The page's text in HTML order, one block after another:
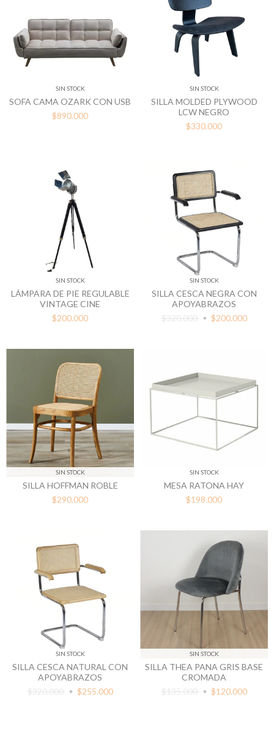
SIN STOCK
SOFA CAMA OZARK CON USB
$890.000
SIN STOCK
SILLA MOLDED PLYWOOD
LCW NEGRO
$330.000
SIN STOCK
LÁMPARA DE PIE REGULABLE
VINTAGE CINE
$200.000
SIN STOCK
SILLA CESCA NEGRA CON
APOYABRAZOS
$320.000
$200.000
SIN STOCK
SILLA HOFFMAN ROBLE
$290.000
SIN STOCK
MESA RATONA HAY
$198.000
SIN STOCK
SILLA CESCA NATURAL CON
APOYABRAZOS
$320.000
$255.000
SIN STOCK
SILLA THEA PANA GRIS BASE
CROMADA
$135.000
$120.000